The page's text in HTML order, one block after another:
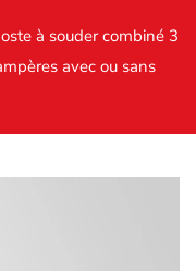
à souder combiné 3
avec ou sans